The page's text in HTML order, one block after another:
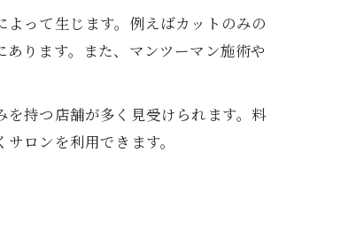
って生じます。例えばカットのみの
ります。また、マンツーマン施術や
持つ店舗が多く見受けられます。料
ロンを利用できます。